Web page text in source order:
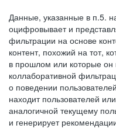
Данные, указанные в п.5.
оцифровывает и
фильтрации на основе
контент, похожий на тот,
в прошлом или которые
коллаборативной
о поведении
находит пользователей
аналогичной текущему
и генерирует